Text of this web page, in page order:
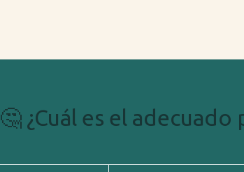
🤔 ¿Cuál es el adecuado